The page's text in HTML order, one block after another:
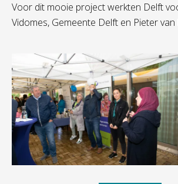
Voor dit mooie project werkten Delft
Vidomes, Gemeente Delft en Pieter